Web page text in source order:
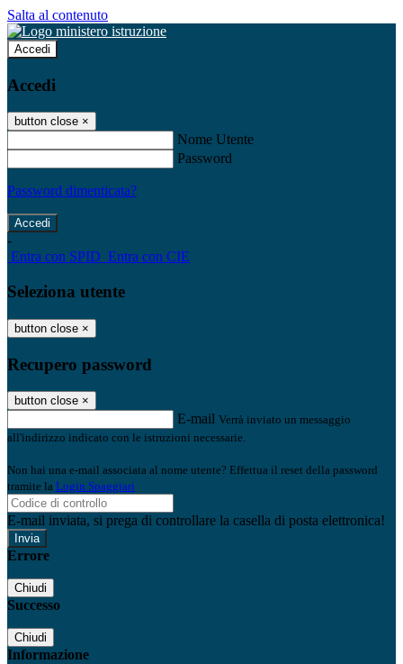
Salta al contenuto
Accedi
Accedi
button close ×
Nome Utente
Password
Password dimenticata?
-
Entra con SPID Entra con CIE
Seleziona utente
button close ×
Recupero password
button close ×
E-mail Verrà inviato un messaggio
all'indirizzo indicato con le istruzioni necessarie.
Non hai una e-mail associata al nome utente? Effettua il reset della password
tramite la Login Spaggiari
E-mail inviata, si prega di controllare la casella di posta elettronica!
Errore
Chiudi
Successo
Chiudi
Informazione